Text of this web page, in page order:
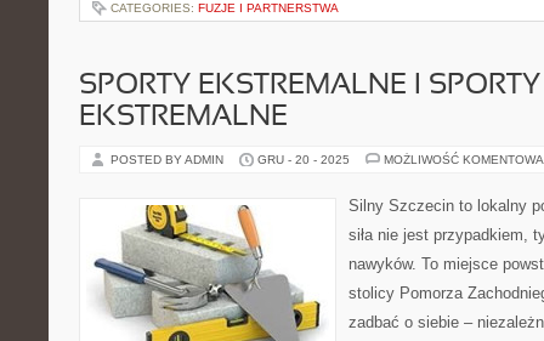
CATEGORIES: FUZJE I PARTNERSTWA
SPORTY EKSTREMALNE I SPORTY
EKSTREMALNE
POSTED BY ADMIN GRU - 20 - 2025 MOŻLIWOŚĆ
Silny Szczecin to lokalny
siła nie jest przypadkiem,
nawyków. To miejsce
stolicy Pomorza
zadbać o siebie –